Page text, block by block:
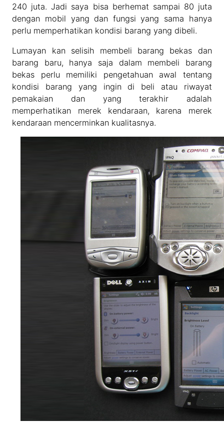
240 juta. Jadi saya bisa berhemat sampai 80 juta
dengan mobil yang dan fungsi yang sama hanya
perlu memperhatikan kondisi barang yang dibeli.
Lumayan kan selisih membeli barang bekas dan
barang baru, hanya saja dalam membeli barang
bekas perlu memiliki pengetahuan awal tentang
kondisi barang yang ingin di beli atau riwayat
pemakaian dan yang terakhir adalah
memperhatikan merek kendaraan, karena merek
kendaraan mencerminkan kualitasnya.